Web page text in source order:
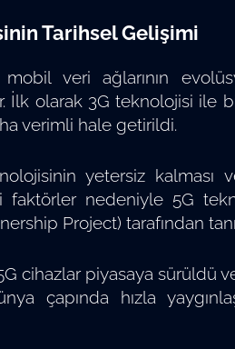
Tarihsel Gelişimi
veri ağlarının
İlk olarak 3G teknolojisi ile
verimli hale getirildi.
yetersiz kalması
faktörler nedeniyle 5G
Project) tarafından
cihazlar piyasaya sürüldü
çapında hızla